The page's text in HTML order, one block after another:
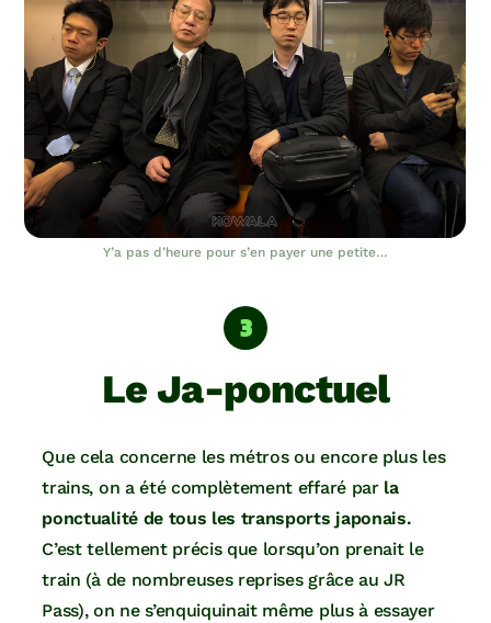
Y’a pas d’heure pour s’en payer une petite…
Le Ja-ponctuel
Que cela concerne les métros ou encore plus les
trains, on a été complètement effaré par la
ponctualité de tous les transports japonais.
C’est tellement précis que lorsqu’on prenait le
train (à de nombreuses reprises grâce au JR
Pass), on ne s’enquiquinait même plus à essayer